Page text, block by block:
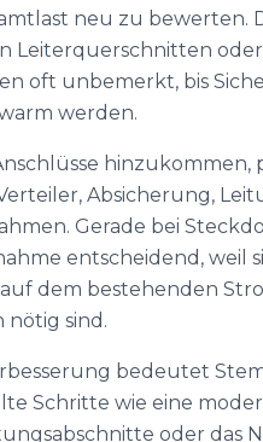
neu zu
Leiterquerschnitten
oft unbemerkt, bis
werden.
Absicherung,
Gerade bei
entscheidend, weil
dem bestehenden
nötig sind.
bedeutet
Schritte wie eine
oder das